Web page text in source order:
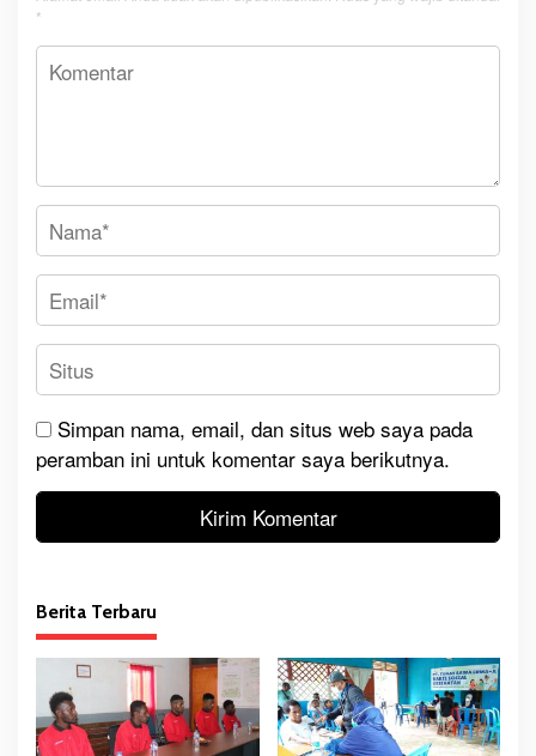
*
Simpan nama, email, dan situs web saya pada
peramban ini untuk komentar saya berikutnya.
Berita Terbaru